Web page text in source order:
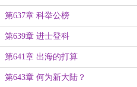
第637章 科举公榜
第639章 进士登科
第641章 出海的打算
第643章 何为新大陆？